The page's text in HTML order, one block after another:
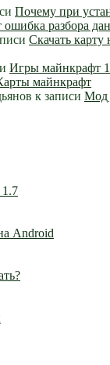
Почему при
ошибка разбора
Скачать
Игры майнкрафт
майнкрафт
к записи Мод
Android